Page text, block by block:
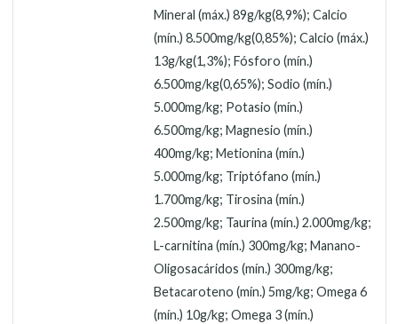
Mineral (máx.) 89g/kg(8,9%); Calcio
(mín.) 8.500mg/kg(0,85%); Calcio (máx.)
13g/kg(1,3%); Fósforo (mín.)
6.500mg/kg(0,65%); Sodio (mín.)
5.000mg/kg; Potasio (mín.)
6.500mg/kg; Magnesio (mín.)
400mg/kg; Metionina (mín.)
5.000mg/kg; Triptófano (mín.)
1.700mg/kg; Tirosina (mín.)
2.500mg/kg; Taurina (mín.) 2.000mg/kg;
L-carnitina (mín.) 300mg/kg; Manano-
Oligosacáridos (mín.) 300mg/kg;
Betacaroteno (mín.) 5mg/kg; Omega 6
(mín.) 10g/kg; Omega 3 (mín.)